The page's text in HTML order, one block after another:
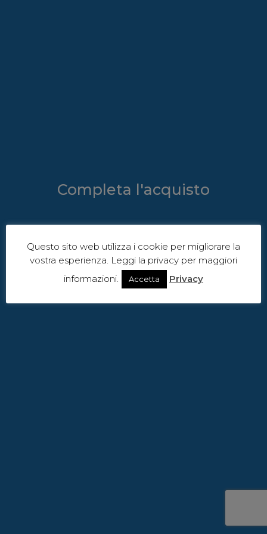
Completa l'acquisto
Questo sito web utilizza i cookie per migliorare la
vostra esperienza. Leggi la privacy per maggiori
informazioni.
Accetta Privacy